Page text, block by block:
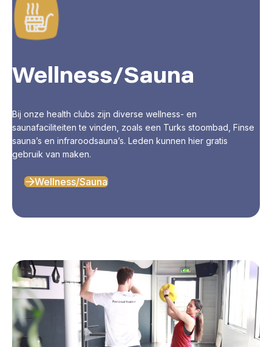
Wellness/Sauna
Bij onze health clubs zijn diverse wellness- en
saunafaciliteiten te vinden, zoals een Turks stoombad, Finse
sauna’s en infraroodsauna’s. Leden kunnen hier gratis
gebruik van maken.
Wellness/Sauna